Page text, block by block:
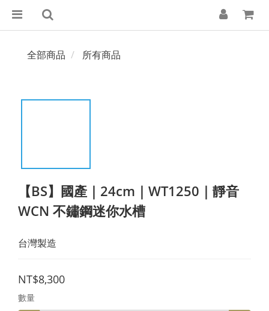
全部商品 所有商品
【BS】國產｜24cm｜WT1250｜靜音
WCN 不鏽鋼迷你水槽
台灣製造
NT$8,300
數量